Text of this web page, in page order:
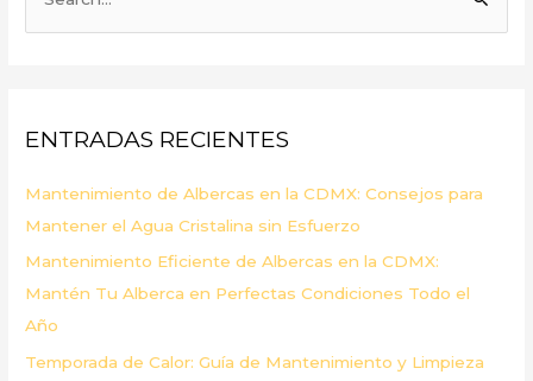
r
o
r
:
ENTRADAS RECIENTES
Mantenimiento de Albercas en la CDMX: Consejos para
Mantener el Agua Cristalina sin Esfuerzo
Mantenimiento Eficiente de Albercas en la CDMX:
Mantén Tu Alberca en Perfectas Condiciones Todo el
Año
Temporada de Calor: Guía de Mantenimiento y Limpieza